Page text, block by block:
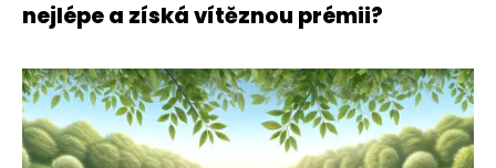
nejlépe a získá vítěznou prémii?